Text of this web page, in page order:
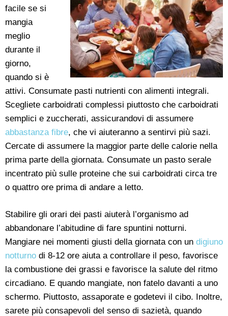
facile se si
mangia
meglio
durante il
giorno,
quando si è
attivi. Consumate pasti nutrienti con alimenti integrali.
Scegliete carboidrati complessi piuttosto che carboidrati
semplici e zuccherati, assicurandovi di assumere
abbastanza fibre, che vi aiuteranno a sentirvi più sazi.
Cercate di assumere la maggior parte delle calorie nella
prima parte della giornata. Consumate un pasto serale
incentrato più sulle proteine che sui carboidrati circa tre
o quattro ore prima di andare a letto.
Stabilire gli orari dei pasti aiuterà l’organismo ad
abbandonare l’abitudine di fare spuntini notturni.
Mangiare nei momenti giusti della giornata con un digiuno
notturno di 8-12 ore aiuta a controllare il peso, favorisce
la combustione dei grassi e favorisce la salute del ritmo
circadiano. E quando mangiate, non fatelo davanti a uno
schermo. Piuttosto, assaporate e godetevi il cibo. Inoltre,
sarete più consapevoli del senso di sazietà, quando